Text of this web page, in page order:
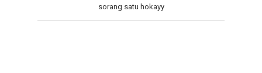
sorang satu hokayy